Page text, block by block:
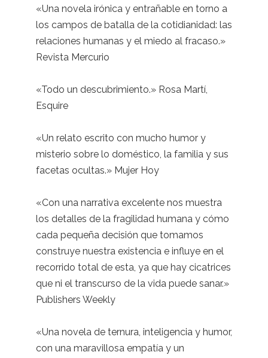
«Una novela irónica y entrañable en torno a
los campos de batalla de la cotidianidad: las
relaciones humanas y el miedo al fracaso.»
Revista Mercurio
«Todo un descubrimiento.» Rosa Martí,
Esquire
«Un relato escrito con mucho humor y
misterio sobre lo doméstico, la familia y sus
facetas ocultas.» Mujer Hoy
«Con una narrativa excelente nos muestra
los detalles de la fragilidad humana y cómo
cada pequeña decisión que tomamos
construye nuestra existencia e influye en el
recorrido total de esta, ya que hay cicatrices
que ni el transcurso de la vida puede sanar.»
Publishers Weekly
«Una novela de ternura, inteligencia y humor,
con una maravillosa empatía y un